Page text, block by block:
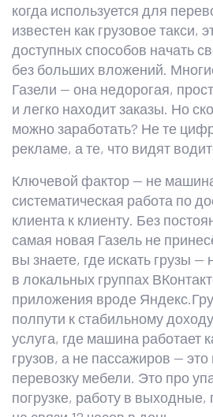
когда используется для
известен как грузовое такси,
доступных способов начать
без больших вложений.
Газели — она недорогая,
и легко находит заказы. Но
можно заработать? Не те
рекламе, а те, что видят
Ключевой фактор — не
систематическая работа по
клиента к клиенту. Без
самая новая Газель не
вы знаете, где искать грузы —
в локальных группах
приложения вроде
полпути к стабильному
услуга, где машина работает
грузов, а не пассажиров — это
перевозку мебели. Это про
погрузке, работу в выходные,